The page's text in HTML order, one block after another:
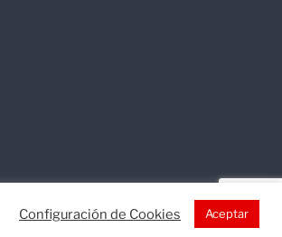
Configuración de Cookies Aceptar